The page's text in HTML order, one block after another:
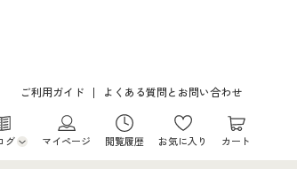
ご利用ガイド よくある質問とお問い合わせ
グ マイページ 閲覧履歴 お気に入り カート